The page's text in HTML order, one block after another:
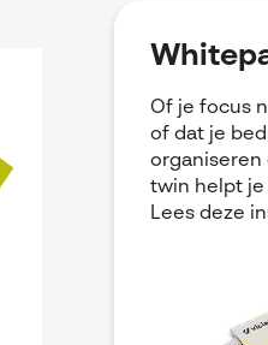
Of je focus
of dat je
organiseren
twin helpt je
Lees deze